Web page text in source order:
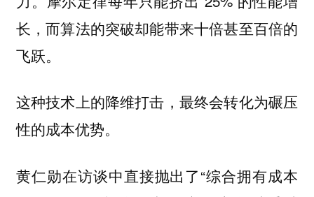
长，而算法的突破却能带来十倍甚至百倍的
飞跃。
这种技术上的降维打击，最终会转化为碾压
性的成本优势。
黄仁勋在访谈中直接抛出了“综合拥有成本